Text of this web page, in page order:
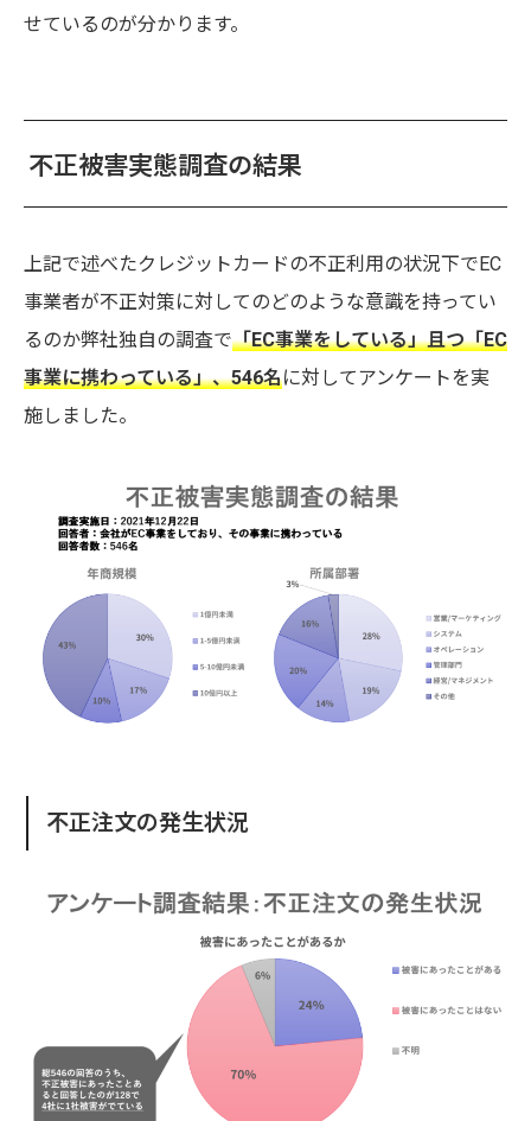
せているのが分かります。
不正被害実態調査の結果
上記で述べたクレジットカードの不正利用の状況下でEC
事業者が不正対策に対してのどのような意識を持ってい
るのか弊社独自の調査で「EC事業をしている」且つ「EC
事業に携わっている」、546名に対してアンケートを実
施しました。
不正注文の発生状況